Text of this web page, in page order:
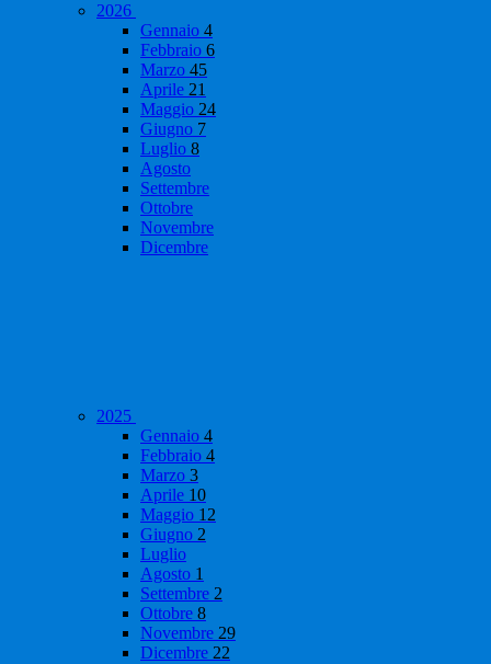
2026
Gennaio 4
Febbraio 6
Marzo 45
Aprile 21
Maggio 24
Giugno 7
Luglio 8
Agosto
Settembre
Ottobre
Novembre
Dicembre
2025
Gennaio 4
Febbraio 4
Marzo 3
Aprile 10
Maggio 12
Giugno 2
Luglio
Agosto 1
Settembre 2
Ottobre 8
Novembre 29
Dicembre 22